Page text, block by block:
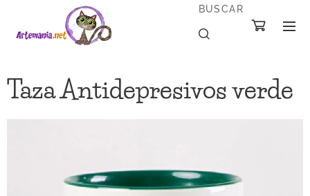
BUSCAR
Taza Antidepresivos verde